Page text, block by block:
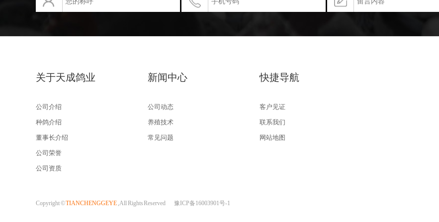
关于天成鸽业
公司介绍
种鸽介绍
董事长介绍
公司荣誉
公司资质
新闻中心
公司动态
养殖技术
常见问题
快捷导航
客户见证
联系我们
网站地图
Copyright ©TIANCHENGGEYE , All Rights Reserved 豫ICP备16003901号-1